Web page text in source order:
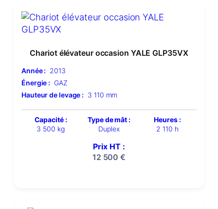
Chariot élévateur occasion YALE GLP35VX
Année : 2013
Énergie : GAZ
Hauteur de levage : 3 110 mm
Capacité :
3 500 kg
Type de mât :
Duplex
Heures :
2 110 h
Prix HT :
12 500€